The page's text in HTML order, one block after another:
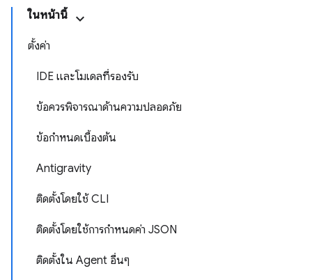
ในหน้านี้
ตั้งค่า
IDE และโมเดลที่รองรับ
ข้อควรพิจารณาด้านความปลอดภัย
ข้อกำหนดเบื้องต้น
Antigravity
ติดตั้งโดยใช้ CLI
ติดตั้งโดยใช้การกำหนดค่า JSON
ติดตั้งใน Agent อื่นๆ